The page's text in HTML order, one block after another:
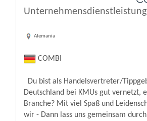
Alemania
COMBI
Du bist als Handelsvertreter/
Deutschland bei KMUs gut vernetzt,
Branche? Mit viel Spaß und
wir - Dann lass uns gemeinsam